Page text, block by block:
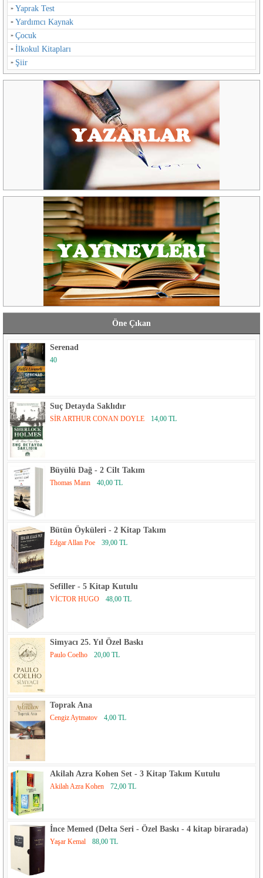
Yaprak Test
Yardımcı Kaynak
Çocuk
İlkokul Kitapları
Şiir
Öne Çıkan
Serenad
40
Suç Detayda Saklıdır
SİR ARTHUR CONAN DOYLE 14,00 TL
Büyülü Dağ - 2 Cilt Takım
Thomas Mann 40,00 TL
Bütün Öyküleri - 2 Kitap Takım
Edgar Allan Poe 39,00 TL
Sefiller - 5 Kitap Kutulu
VİCTOR HUGO 48,00 TL
Simyacı 25. Yıl Özel Baskı
Paulo Coelho 20,00 TL
Toprak Ana
Cengiz Aytmatov 4,00 TL
Akilah Azra Kohen Set - 3 Kitap Takım Kutulu
Akilah Azra Kohen 72,00 TL
İnce Memed (Delta Seri - Özel Baskı - 4 kitap birarada)
Yaşar Kemal 88,00 TL